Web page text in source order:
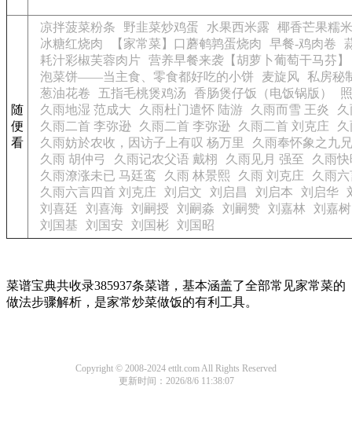
随
便
看
凉拌菠菜粉条 野韭菜炒鸡蛋 水果西米露
椰香芒果糯
冰糖红烧肉
【家常菜】口蘑鹌鹑蛋烧肉 早餐-鸡肉卷
耗汁彩椒芙蓉肉片 营养早餐来袭【胡萝卜葡萄干马芬】
泡菜饼——当主食、零食都好吃的小饼
麦旋风 私房秘
葱油花卷
五指毛桃煲鸡汤 香肠煲仔饭（电饭锅版）
久雨地湿 范成大
久雨杜门遣怀 陆游 久雨而雪 王炎
久雨二首 李弥逊
久雨二首 李弥逊 久雨二首 刘克庄
久雨妨於农收，因访子上有叹 杨万里
久雨奉怀象之九
久雨 胡仲弓
久雨记农父语 戴栩 久雨见月 强至
久雨
久雨潦涨未已 马廷鸾
久雨 林景熙 久雨 刘克庄
久雨
久雨六言四首 刘克庄
刘启文 刘启昌 刘启本 刘启华
刘喜廷
刘喜海 刘嗣授 刘嗣淼 刘嗣赞 刘嘉林
刘嘉树
刘国基
刘国安 刘国彬 刘国昭
菜谱宝典共收录385937条菜谱，基本涵盖了全部常见家常菜的
做法步骤解析，是家常炒菜做饭的有利工具。
Copyright © 2008-2024 ettlt.com All Rights Reserved
更新时间：2026/8/6 11:38:07